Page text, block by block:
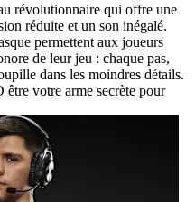
révolutionnaire qui offre une
réduite et un son inégalé.
permettent aux joueurs
de leur jeu : chaque pas,
dans les moindres détails.
votre arme secrète pour